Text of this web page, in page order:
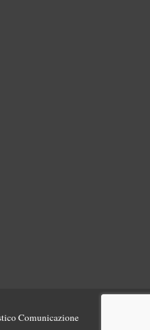
Comunicazione